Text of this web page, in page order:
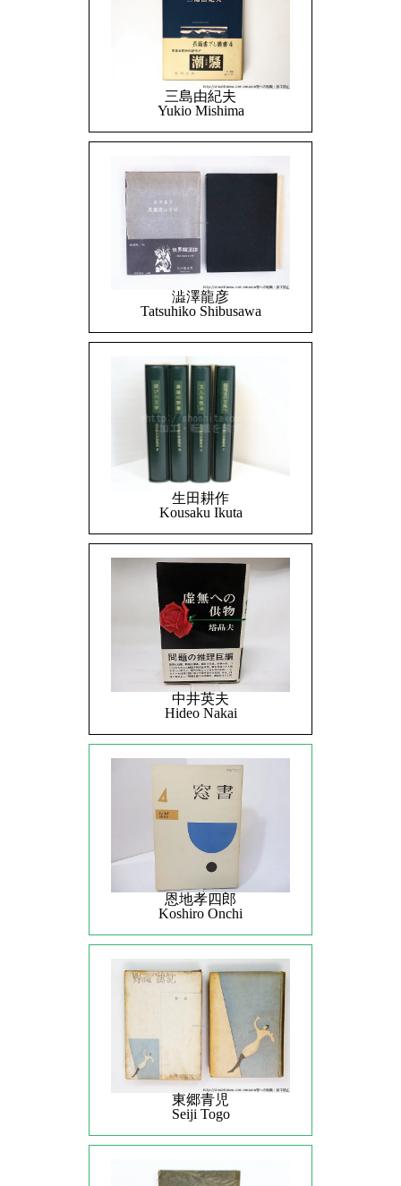
三島由紀夫
Yukio Mishima
澁澤龍彦
Tatsuhiko Shibusawa
生田耕作
Kousaku Ikuta
中井英夫
Hideo Nakai
恩地孝四郎
Koshiro Onchi
東郷青児
Seiji Togo